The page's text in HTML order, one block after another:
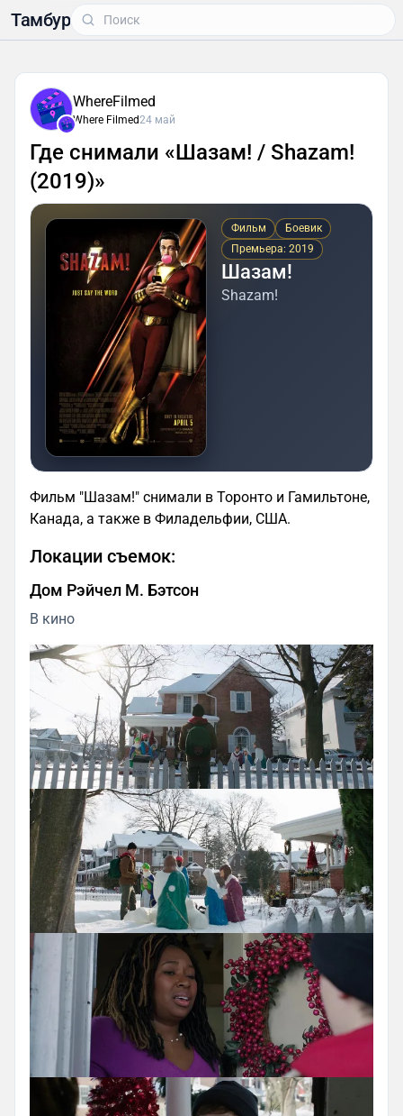
Тамбур
WhereFilmed
Where Filmed24 май
Где снимали «Шазам! / Shazam!
(2019)»
Фильм
Боевик
Премьера: 2019
Шазам!
Shazam!
Фильм "Шазам!" снимали в Торонто и Гамильтоне,
Канада, а также в Филадельфии, США.
Локации съемок:
Дом Рэйчел М. Бэтсон
В кино